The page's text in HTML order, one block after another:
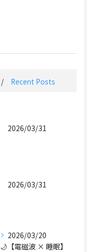
Recent Posts
2026/03/31
2026/03/31
2026/03/20
🌙【電磁波 × 睡眠】